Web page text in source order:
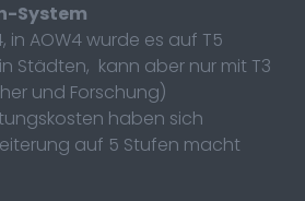
System
in AOW4 wurde es auf T5
Städten, kann aber nur mit T3
und Forschung)
haben sich
auf 5 Stufen macht